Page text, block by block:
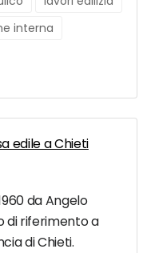
interna
edile a Chieti
da Angelo
di riferimento a
di Chieti.